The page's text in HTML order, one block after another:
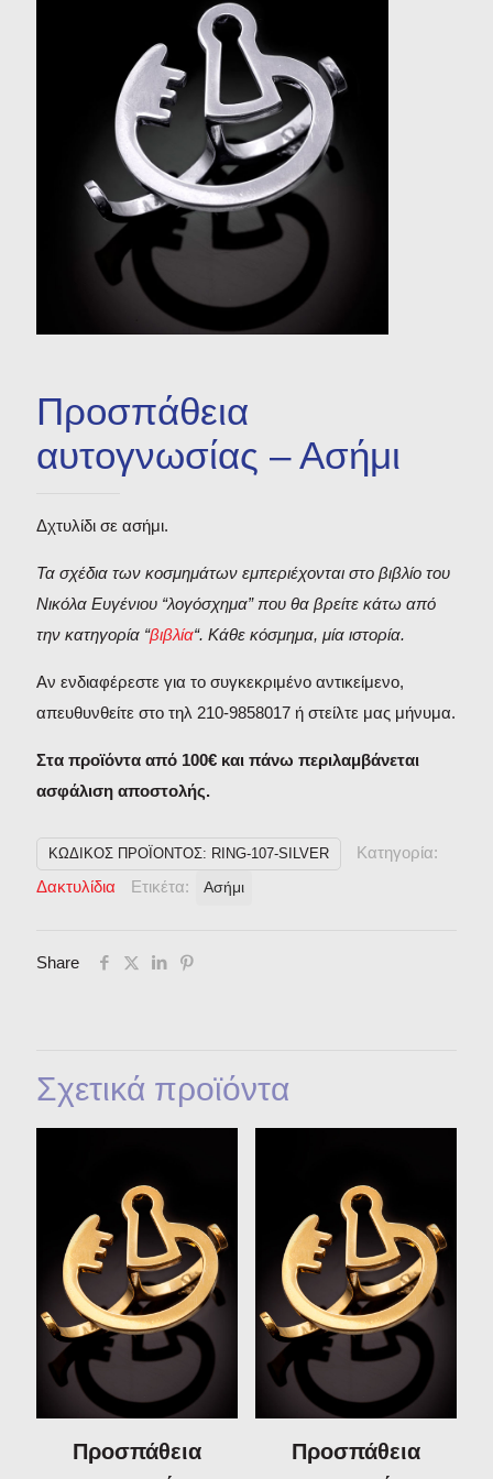
Σκουλαρίκια
Προσπάθεια
αυτογνωσίας – Ασήμι
Δχτυλίδι σε ασήμι.
Τα σχέδια των κοσμημάτων εμπεριέχονται στο βιβλίο του
Νικόλα Ευγένιου “λογόσχημα” που θα βρείτε κάτω από
την κατηγορία “βιβλία“. Κάθε κόσμημα, μία ιστορία.
Αν ενδιαφέρεστε για το συγκεκριμένο αντικείμενο,
απευθυνθείτε στο τηλ 210-9858017 ή στείλτε μας μήνυμα.
Στα προϊόντα από 100€ και πάνω περιλαμβάνεται
ασφάλιση αποστολής.
ΚΩΔΙΚΌΣ ΠΡΟΪΌΝΤΟΣ: RING-107-SILVER
Κατηγορία:
Δακτυλίδια
Ετικέτα: Ασήμι
Share
Σχετικά προϊόντα
Προσπάθεια
Προσπάθεια